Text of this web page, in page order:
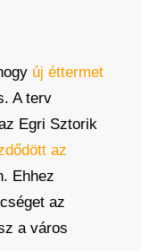
új éttermet
A terv
Egri Sztorik
az
Ehhez
az
a város